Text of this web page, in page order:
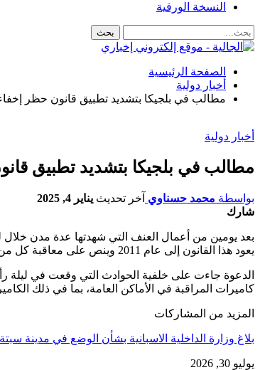
النسخة الورقية
الصفحة الرئيسية
أخبار دولية
مطالب في بلجيكا بتشديد تطبيق قانون حظر
أخبار دولية
مطالب في بلجيكا بتشديد تطبيق
بواسطة محمد حسناوي آخر تحديث يناير 4, 2025
شارك
يعود هذا القانون إلى عام 2011 وينص على معاقبة كل من يرتدي ملابس تخفي وجهه كليًا أو جزئيًا في الأماكن العامة.
الدعوة جاءت على خلفية الحوادث التي وقعت في ليلة
كاميرات المراقبة في الأماكن العامة، بما في ذلك
المزيد من المشاركات
بلاغ وزارة الداخلية الاسبانية بشأن الوضع في مدينة
يوليو 30, 2026